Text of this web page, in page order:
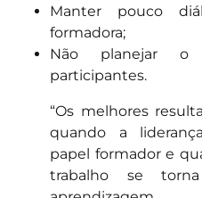
Manter pouco
formadora;
Não planejar o
participantes.
“Os melhores
quando a
papel formador e
trabalho se